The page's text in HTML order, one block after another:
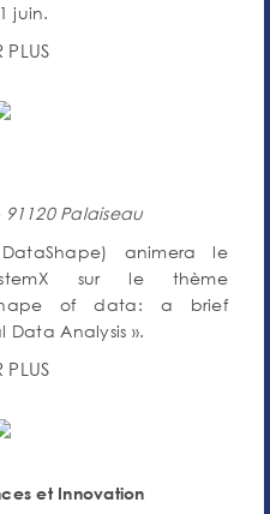
juin.
PLUS
91120 Palaiseau
animera le
sur le thème
of data: a brief
Analysis ».
PLUS
et Innovation